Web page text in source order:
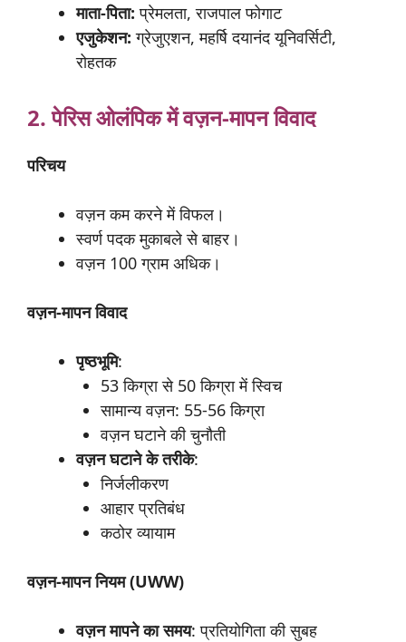
माता-पिता: प्रेमलता, राजपाल फोगाट
एजुकेशन: ग्रेजुएशन, महर्षि दयानंद यूनिवर्सिटी,
रोहतक
2. पेरिसओलंपिकमेंवज़न-मापनविवाद
परिचय
वज़न कम करने में विफल।
स्वर्ण पदक मुकाबले से बाहर।
वज़न 100 ग्राम अधिक।
वज़न-मापनविवाद
पृष्ठभूमि:
53 किग्रा से 50 किग्रा में स्विच
सामान्य वज़न: 55-56 किग्रा
वज़न घटाने की चुनौती
वज़नघटानेकेतरीके:
निर्जलीकरण
आहार प्रतिबंध
कठोर व्यायाम
वज़न-मापननियम (UWW)
वज़नमापनेकासमय: प्रतियोगिता की सुबह